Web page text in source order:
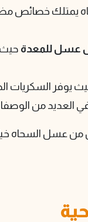
يمتلك خصائص
عسل للمعدة
يوفر السكريات
من الوصفات
من عسل